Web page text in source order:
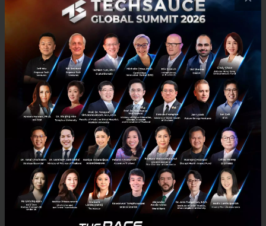
3 เรื่องที่ประเทศไทยต้อง Focus สร้างคน–นวัตกรรม–ปฏิรูป
ระบบราชการ เพื่อยกระดับขีดความสามารถประเทศ
นายอนุทิน ชาญวีรกูล นายกรัฐมนตรีและรัฐมนตรีว่าการกระทรวง
มหาดไทย กล่าวปาฐกถาพิเศษในหัวข้อ “ฝ่าวิกฤติ รับมือระเบียบโลก
ใหม่” ในงาน The INTANIA Forum...